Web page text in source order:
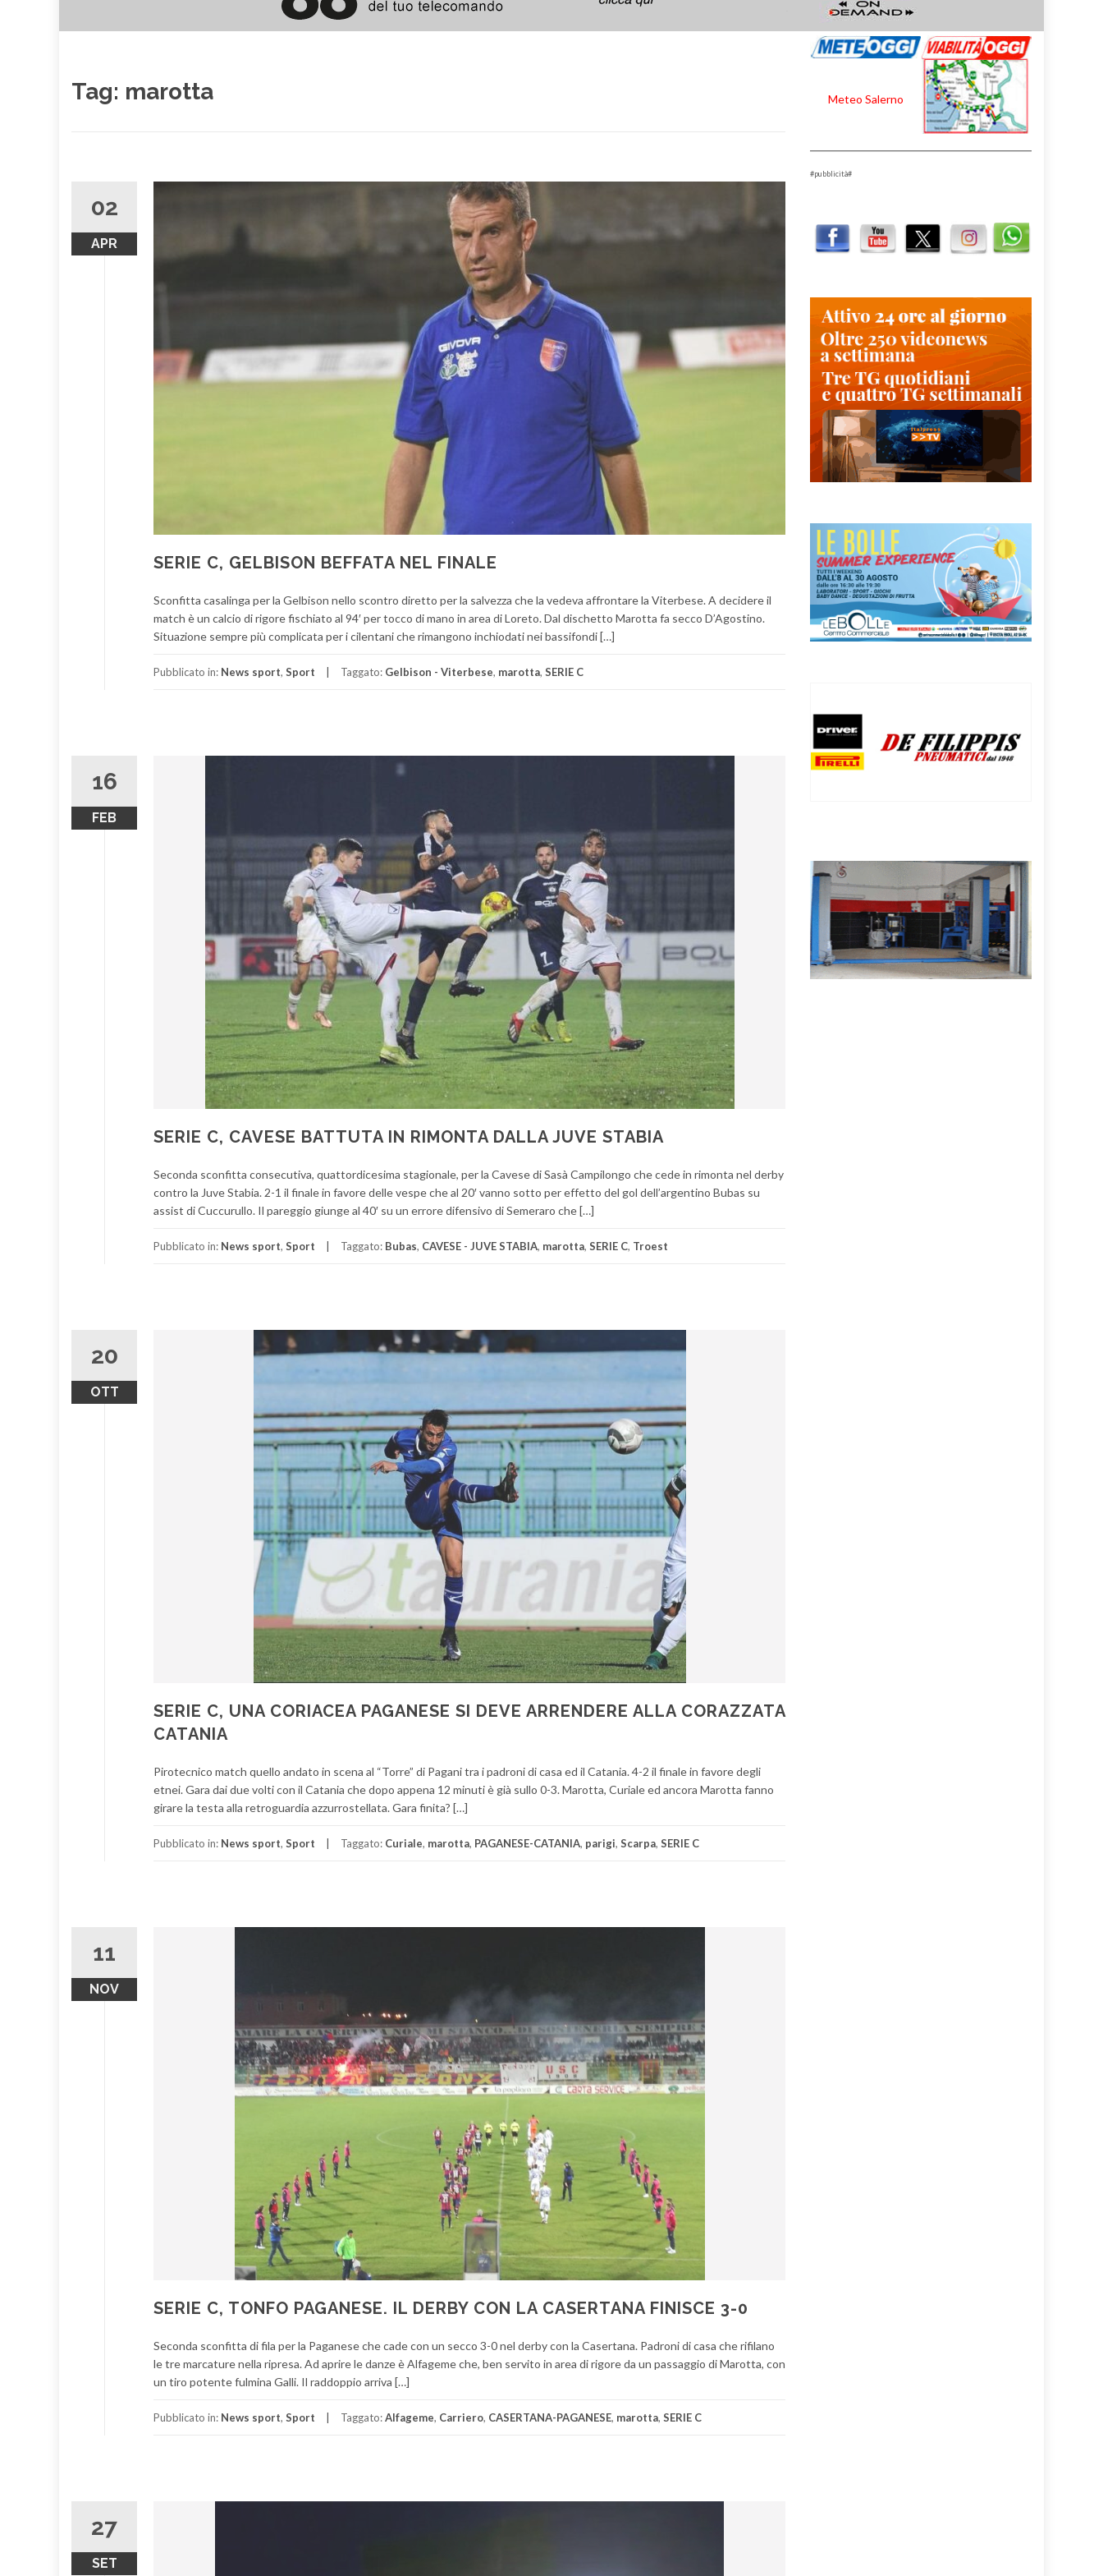
Tag: marotta
02
APR
SERIE C, GELBISON BEFFATA NEL FINALE
Sconfitta casalinga per la Gelbison nello scontro diretto per la salvezza che la vedeva affrontare la Viterbese. A decidere il
match è un calcio di rigore fischiato al 94′ per tocco di mano in area di Loreto. Dal dischetto Marotta fa secco D’Agostino.
Situazione sempre più complicata per i cilentani che rimangono inchiodati nei bassifondi […]
Pubblicato in: News sport, Sport Taggato: Gelbison - Viterbese, marotta, SERIE C
16
FEB
SERIE C, CAVESE BATTUTA IN RIMONTA DALLA JUVE STABIA
Seconda sconfitta consecutiva, quattordicesima stagionale, per la Cavese di Sasà Campilongo che cede in rimonta nel derby
contro la Juve Stabia. 2-1 il finale in favore delle vespe che al 20′ vanno sotto per effetto del gol dell’argentino Bubas su
assist di Cuccurullo. Il pareggio giunge al 40′ su un errore difensivo di Semeraro che […]
Pubblicato in: News sport, Sport Taggato: Bubas, CAVESE - JUVE STABIA, marotta, SERIE C, Troest
20
OTT
SERIE C, UNA CORIACEA PAGANESE SI DEVE ARRENDERE ALLA CORAZZATA
CATANIA
Pirotecnico match quello andato in scena al “Torre” di Pagani tra i padroni di casa ed il Catania. 4-2 il finale in favore degli
etnei. Gara dai due volti con il Catania che dopo appena 12 minuti è già sullo 0-3. Marotta, Curiale ed ancora Marotta fanno
girare la testa alla retroguardia azzurrostellata. Gara finita? […]
Pubblicato in: News sport, Sport Taggato: Curiale, marotta, PAGANESE-CATANIA, parigi, Scarpa, SERIE C
11
NOV
SERIE C, TONFO PAGANESE. IL DERBY CON LA CASERTANA FINISCE 3-0
Seconda sconfitta di fila per la Paganese che cade con un secco 3-0 nel derby con la Casertana. Padroni di casa che rifilano
le tre marcature nella ripresa. Ad aprire le danze è Alfageme che, ben servito in area di rigore da un passaggio di Marotta, con
un tiro potente fulmina Galli. Il raddoppio arriva […]
Pubblicato in: News sport, Sport Taggato:Alfageme, Carriero, CASERTANA-PAGANESE, marotta, SERIE C
27
SET
Meteo Salerno
#pubblicità#